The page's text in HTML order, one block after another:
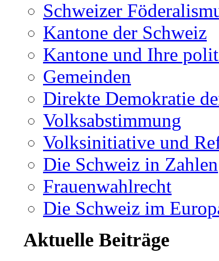
Schweizer
Kantone der Schweiz
Kantone und Ihre
Gemeinden
Direkte Demokratie
Volksabstimmung
Volksinitiative und
Die Schweiz in Zahlen
Frauenwahlrecht
Die Schweiz im
Aktuelle Beiträge